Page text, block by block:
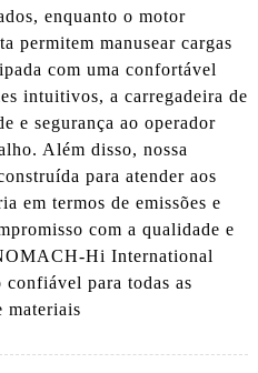
enquanto o motor
permitem manusear cargas
com uma confortável
intuitivos, a carregadeira de
e segurança ao operador
Além disso, nossa
para atender aos
em termos de emissões e
com a qualidade e
Hi International
para todas as
materiais